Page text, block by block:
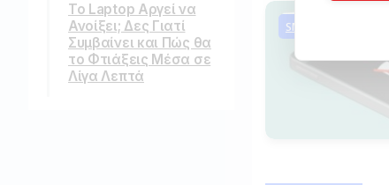
Το Laptop Αργεί να
Ανοίξει; Δες Γιατί
Συμβαίνει και Πώς θα
το Φτιάξεις Μέσα σε
Λίγα Λεπτά
SMARTPHONES TIPS